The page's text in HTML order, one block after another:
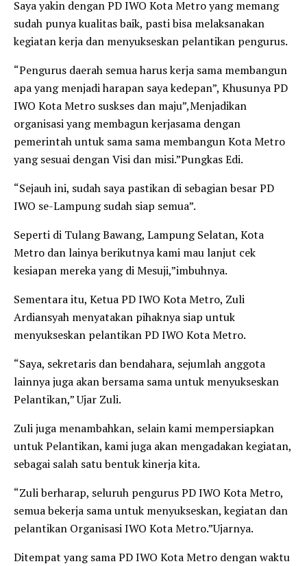
Saya yakin dengan PD IWO Kota Metro yang memang
sudah punya kualitas baik, pasti bisa melaksanakan
kegiatan kerja dan menyukseskan pelantikan pengurus.
“Pengurus daerah semua harus kerja sama membangun
apa yang menjadi harapan saya kedepan”, Khusunya PD
IWO Kota Metro suskses dan maju”,Menjadikan
organisasi yang membagun kerjasama dengan
pemerintah untuk sama sama membangun Kota Metro
yang sesuai dengan Visi dan misi.”Pungkas Edi.
“Sejauh ini, sudah saya pastikan di sebagian besar PD
IWO se-Lampung sudah siap semua”.
Seperti di Tulang Bawang, Lampung Selatan, Kota
Metro dan lainya berikutnya kami mau lanjut cek
kesiapan mereka yang di Mesuji,”imbuhnya.
Sementara itu, Ketua PD IWO Kota Metro, Zuli
Ardiansyah menyatakan pihaknya siap untuk
menyukseskan pelantikan PD IWO Kota Metro.
“Saya, sekretaris dan bendahara, sejumlah anggota
lainnya juga akan bersama sama untuk menyukseskan
Pelantikan,” Ujar Zuli.
Zuli juga menambahkan, selain kami mempersiapkan
untuk Pelantikan, kami juga akan mengadakan kegiatan,
sebagai salah satu bentuk kinerja kita.
“Zuli berharap, seluruh pengurus PD IWO Kota Metro,
semua bekerja sama untuk menyukseskan, kegiatan dan
pelantikan Organisasi IWO Kota Metro.”Ujarnya.
Ditempat yang sama PD IWO Kota Metro dengan waktu